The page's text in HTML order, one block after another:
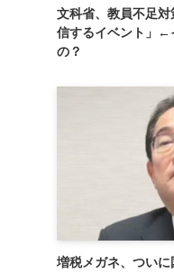
文科省、教員不足
信するイベント」←
の？
増税メガネ、つい